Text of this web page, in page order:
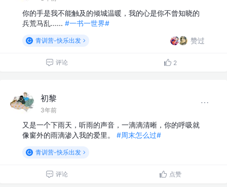
你的手是我不能触及的倾城温暖，我的心是你不曾知晓的
兵荒马乱...... #一书一世界#
青训营-快乐出发 赞过
评论 2
初黎
3年前
又是一个下雨天，听雨的声音，一滴滴清晰，你的呼吸就
像窗外的雨滴渗入我的爱里。 #周末怎么过#
青训营-快乐出发
评论 点赞